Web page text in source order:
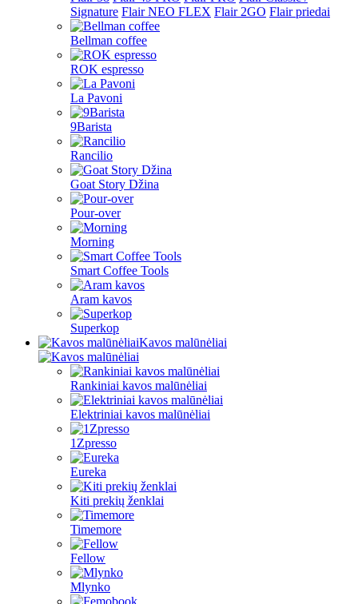
Signature Flair NEO FLEX Flair 2GO Flair priedai
Bellman coffee
ROK espresso
La Pavoni
9Barista
Rancilio
Goat Story Džina
Pour-over
Morning
Smart Coffee Tools
Aram kavos
Superkop
Kavos malūnėliai
Rankiniai kavos malūnėliai
Elektriniai kavos malūnėliai
1Zpresso
Eureka
Kiti prekių ženklai
Timemore
Fellow
Mlynko